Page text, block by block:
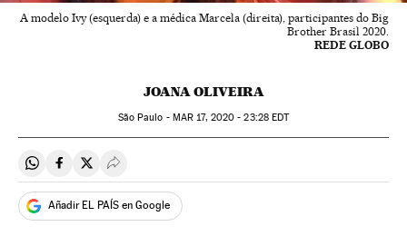
A modelo Ivy (esquerda) e a médica Marcela (direita), participantes do Big
Brother Brasil 2020.
REDE GLOBO
JOANA OLIVEIRA
São Paulo - MAR 17, 2020 - 23:28EDT
Compartir en Whatsapp
Compartir en Facebook
Compartir en Twitter
Desplegar Redes Sociales
Añadir EL PAÍS en Google